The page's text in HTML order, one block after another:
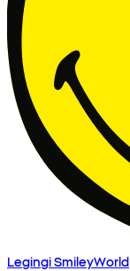
Legingi SmileyWorld